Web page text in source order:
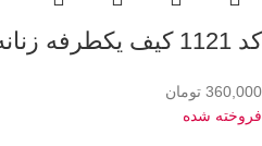
کد 1121 کیف یکطرفه زنانه جلو حلقه
360,000 تومان
فروخته شده